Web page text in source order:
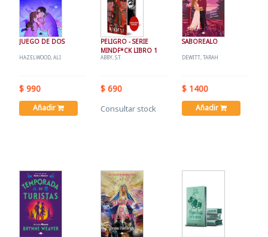
JUEGO DE DOS
HAZELWOOD, ALI
$ 990
Añadir
PELIGRO - SERIE
MINDF*CK LIBRO 1
ABBY, S.T.
$ 690
Consultar stock
SABOREALO
DEWITT, TARAH
$ 1400
Añadir